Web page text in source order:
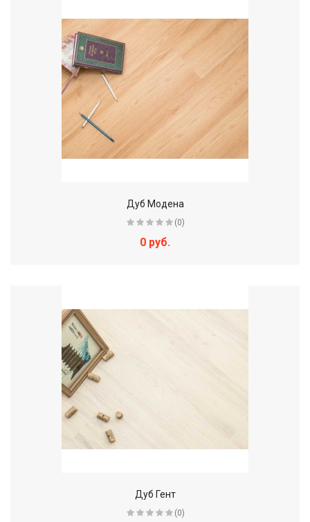
Дуб Модена
(0)
0 руб.
Дуб Гент
(0)